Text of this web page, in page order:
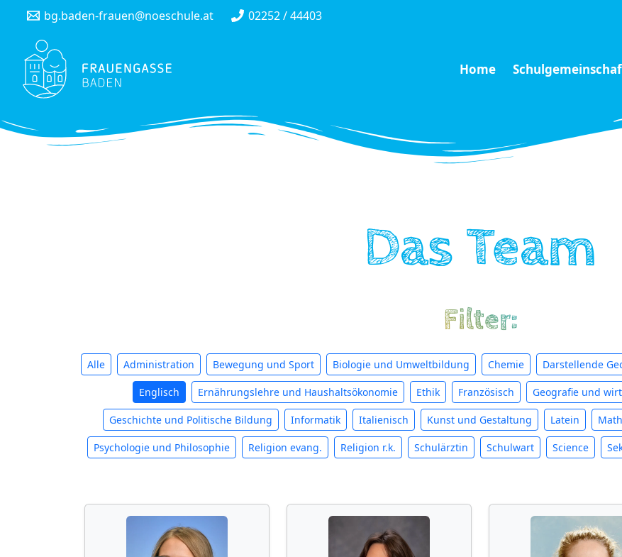
content
bg.baden-frauen@noeschule.at 02252 / 44403
Home
Das Team
Filter:
Alle Administration Bewegung und Sport Biologie und Umweltbildung Chemie Darstellende
Englisch Ernährungslehre und Haushaltsökonomie Ethik Französisch Geografie und
Geschichte und Politische Bildung Informatik Italienisch Kunst und Gestaltung Latein
Psychologie und Philosophie Religion evang. Religion r.k. Schulärztin Schulwart Science